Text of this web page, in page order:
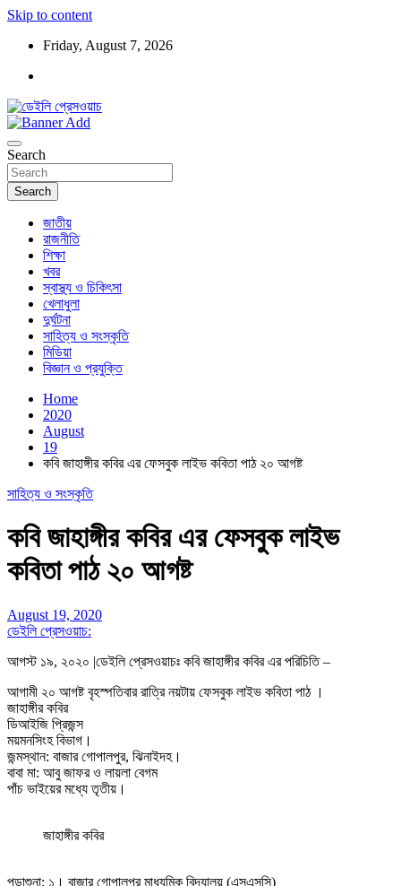
Skip to content
Friday, August 7, 2026
ডেইলি প্রেসওয়াচ
Search
Search
জাতীয়
রাজনীতি
শিক্ষা
খবর
স্বাস্থ্য ও চিকিৎসা
খেলাধুলা
দুর্ঘটনা
সাহিত্য ও সংস্কৃতি
মিডিয়া
বিজ্ঞান ও প্রযুক্তি
Home
2020
August
19
কবি জাহাঙ্গীর কবির এর ফেসবুক লাইভ কবিতা পাঠ ২০ আগষ্ট
সাহিত্য ও সংস্কৃতি
কবি জাহাঙ্গীর কবির এর ফেসবুক লাইভ
কবিতা পাঠ ২০ আগষ্ট
August 19, 2020
ডেইলি প্রেসওয়াচ:
আগস্ট ১৯, ২০২০ |ডেইলি প্রেসওয়াচঃ কবি জাহাঙ্গীর কবির এর পরিচিতি –
আগামী ২০ আগষ্ট বৃহস্পতিবার রাত্রি নয়টায় ফেসবুক লাইভ কবিতা পাঠ ।
জাহাঙ্গীর কবির
ডিআইজি প্রিজন্স
ময়মনসিংহ বিভাগ।
জন্মস্থান: বাজার গোপালপুর, ঝিনাইদহ।
বাবা মা: আবু জাফর ও লায়লা বেগম
পাঁচ ভাইয়ের মধ্যে তৃতীয়।
জাহাঙ্গীর কবির
পড়াশুনা: ১। বাজার গোপালপুর মাধ্যমিক বিদ্যালয় (এসএসসি)